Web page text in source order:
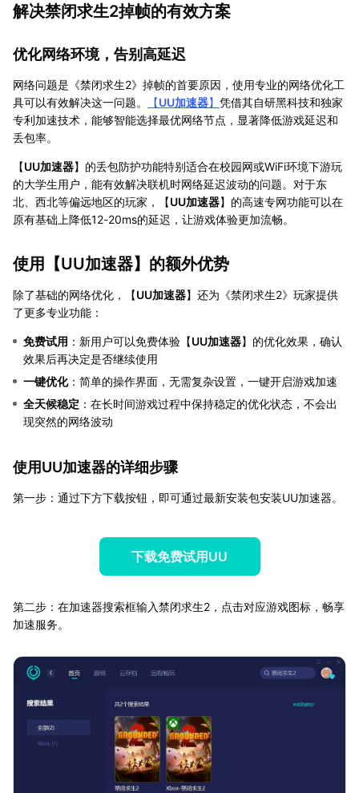
解决禁闭求生2掉帧的有效方案
优化网络环境，告别高延迟
网络问题是《禁闭求生2》掉帧的首要原因，使用专业的网络优化工
具可以有效解决这一问题。
【UU加速器】 凭借其自研黑科技和独家
专利加速技术，能够智能选择最优网络节点，显著降低游戏延迟和
丢包率。
【UU加速器】的丢包防护功能特别适合在校园网或WiFi环境下游玩
的大学生用户，能有效解决联机时网络延迟波动的问题。对于东
北、西北等偏远地区的玩家，【UU加速器】的高速专网功能可以在
原有基础上降低12-20ms的延迟，让游戏体验更加流畅。
使用【UU加速器】的额外优势
除了基础的网络优化，【UU加速器】还为《禁闭求生2》玩家提供
了更多专业功能：
免费试用 ：新用户可以免费体验【UU加速器】的优化效果，确认
效果后再决定是否继续使用
一键优化：简单的操作界面，无需复杂设置，一键开启游戏加速
全天候稳定 ：在长时间游戏过程中保持稳定的优化状态，不会出
现突然的网络波动
使用UU加速器的详细步骤
第一步：通过下方下载按钮，即可通过最新安装包安装UU加速器。
下载免费试用UU
第二步：在加速器搜索框输入禁闭求生2，点击对应游戏图标，畅享
加速服务。